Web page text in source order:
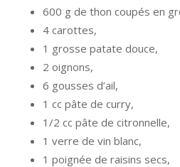
600 g de thon coupés en
4 carottes,
1 grosse patate douce,
2 oignons,
6 gousses d’ail,
1 cc pâte de curry,
1/2 cc pâte de citronnelle,
1 verre de vin blanc,
1 poignée de raisins secs,